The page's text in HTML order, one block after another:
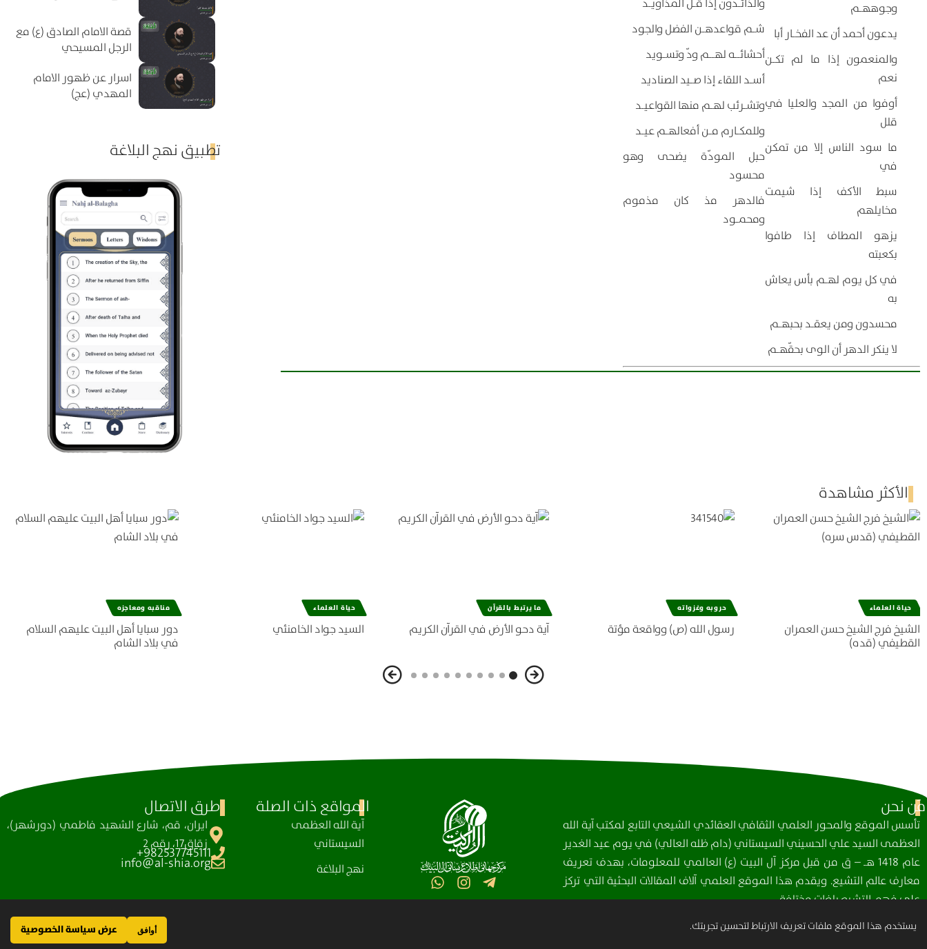
والذائـدون إذا قـل المذاويـد
شـم قواعدهـن الفضل والجود
أحشائــه لهــم ودّ وتسـويد
أسـد اللقاء إذا صـيد الصناديد
وتشـرئب لهـم منها القواعيـد
وللمكـارم مـن أفعالهـم عيـد
حبل المودّة يضحى وهو
محسود
فالدهر مذ كان مذموم
ومحمـود
وجوههـم
يدعون أحمد أن عد الفخـار أبا
والمنعمون إذا ما لم تكـن
نعم
أوفوا من المجد والعليا في
قلل
ما سود الناس إلا من تمكن
في
سبط الأكف إذا شيمت
مخايلهم
يزهو المطاف إذا طافوا
بكعبته
في كل يوم لهـم بأس يعاش
به
محسدون ومن يعقـد بحبهـم
لا ينكر الدهر أن الوى بحقّهـم
قصة الامام الصادق (ع) مع
الرجل المسيحي
اسرار عن ظهور الامام
المهدي (عج)
تطبيق نهج البلاغة
الأكثر مشاهدة
حياة العلماء
الشيخ فرج الشيخ حسن العمران
القطيفي (قده)
حروبه وغزواته
رسول الله (ص) وواقعة مؤتة
ما يرتبط بالقرآن
آية دحو الأرض في القرآن الكريم
حياة العلماء
السيد جواد الخامنئي
مناقبه ومعاجزه
دور سبايا أهل البيت عليهم السلام
في بلاد الشام
مَن نحن
تأسس الموقع والمحور العلمي الثقافي العقائدي الشيعي التابع لمكتب آية الله
العظمى السيد علي الحسيني السيستاني (دام ظله العالي) في يوم عيد الغدير
عام 1418 هـ – ق من قبل مركز آل البيت (ع) العالمي للمعلومات، بهدف تعريف
معارف عالم التشيع. ويقدم هذا الموقع العلمي آلاف المقالات البحثية التي تركز
على فهم التشيع بلغات مختلفة.
المواقع ذات الصلة
آیة الله العظمی
السيستاني
نهج البلاغة
طرق الاتصال
ايران، قم، شارع الشهيد فاطمي (دورشهر)،
زقاق17، رقم 2
982537745111+
info@al-shia.org
يستخدم هذا الموقع ملفات تعريف الارتباط لتحسين تجربتك. أوافق عرض سياسة الخصوصية